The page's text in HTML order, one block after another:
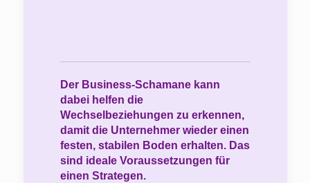
Der Business-Schamane kann
dabei helfen die
Wechselbeziehungen zu erkennen,
damit die Unternehmer wieder einen
festen, stabilen Boden erhalten. Das
sind ideale Voraussetzungen für
einen Strategen.